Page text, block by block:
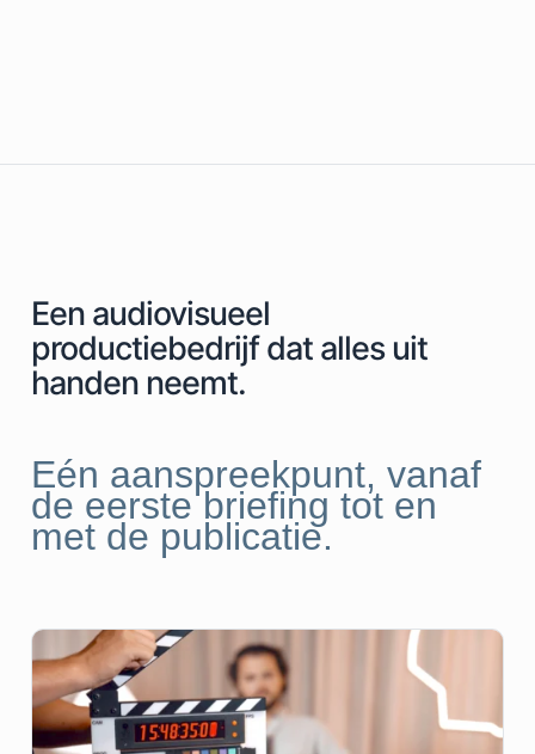
Een audiovisueel
productiebedrijf dat alles uit
handen neemt.
Eén aanspreekpunt, vanaf
de eerste briefing tot en
met de publicatie.